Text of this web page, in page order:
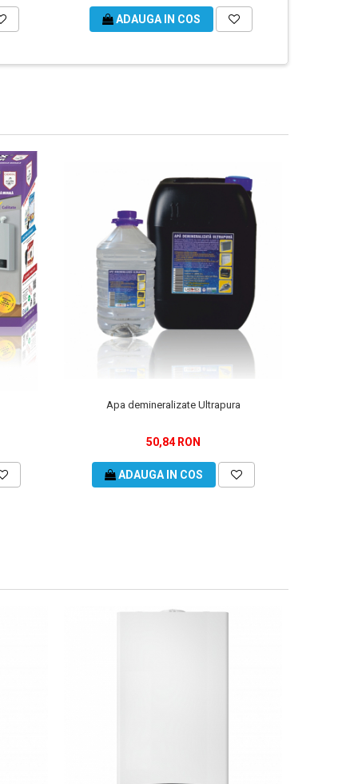
ADAUGA IN COS
Apa demineralizate Ultrapura
50,84 RON
ADAUGA IN COS